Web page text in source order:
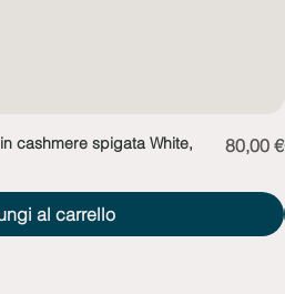
cashmere spigata White,
Prezzo
80,00 €
al carrello